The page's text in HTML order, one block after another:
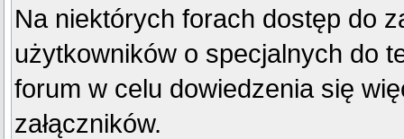
Na niektórych forach dostęp do
użytkowników o specjalnych do
forum w celu dowiedzenia się
załączników.